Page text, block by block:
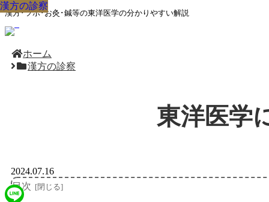
漢方･ツボ･お灸･鍼等の東洋医学の分かりやすい解説
ホーム
漢方の診察
東洋医学
漢方の診察
2024.07.16
目次
漢方の診察
漢方の診察
漢方の診察
漢方の診察
漢方の診察
漢方の診察
漢方の診察
漢方の診察